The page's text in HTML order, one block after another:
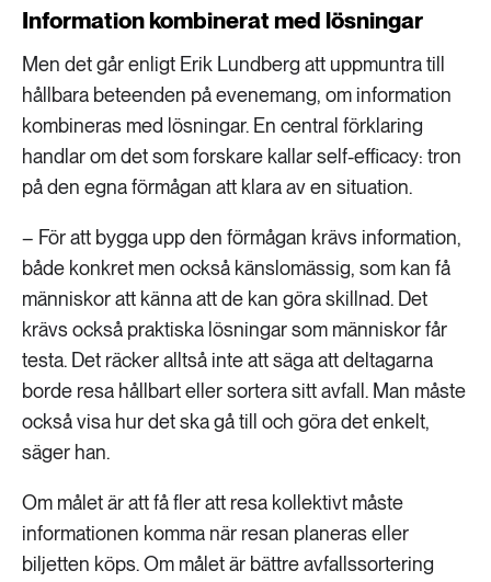
Information kombinerat med lösningar
Men det går enligt Erik Lundberg att uppmuntra till
hållbara beteenden på evenemang, om information
kombineras med lösningar. En central förklaring
handlar om det som forskare kallar self-efficacy: tron
på den egna förmågan att klara av en situation.
– För att bygga upp den förmågan krävs information,
både konkret men också känslomässig, som kan få
människor att känna att de kan göra skillnad. Det
krävs också praktiska lösningar som människor får
testa. Det räcker alltså inte att säga att deltagarna
borde resa hållbart eller sortera sitt avfall. Man måste
också visa hur det ska gå till och göra det enkelt,
säger han.
Om målet är att få fler att resa kollektivt måste
informationen komma när resan planeras eller
biljetten köps. Om målet är bättre avfallssortering